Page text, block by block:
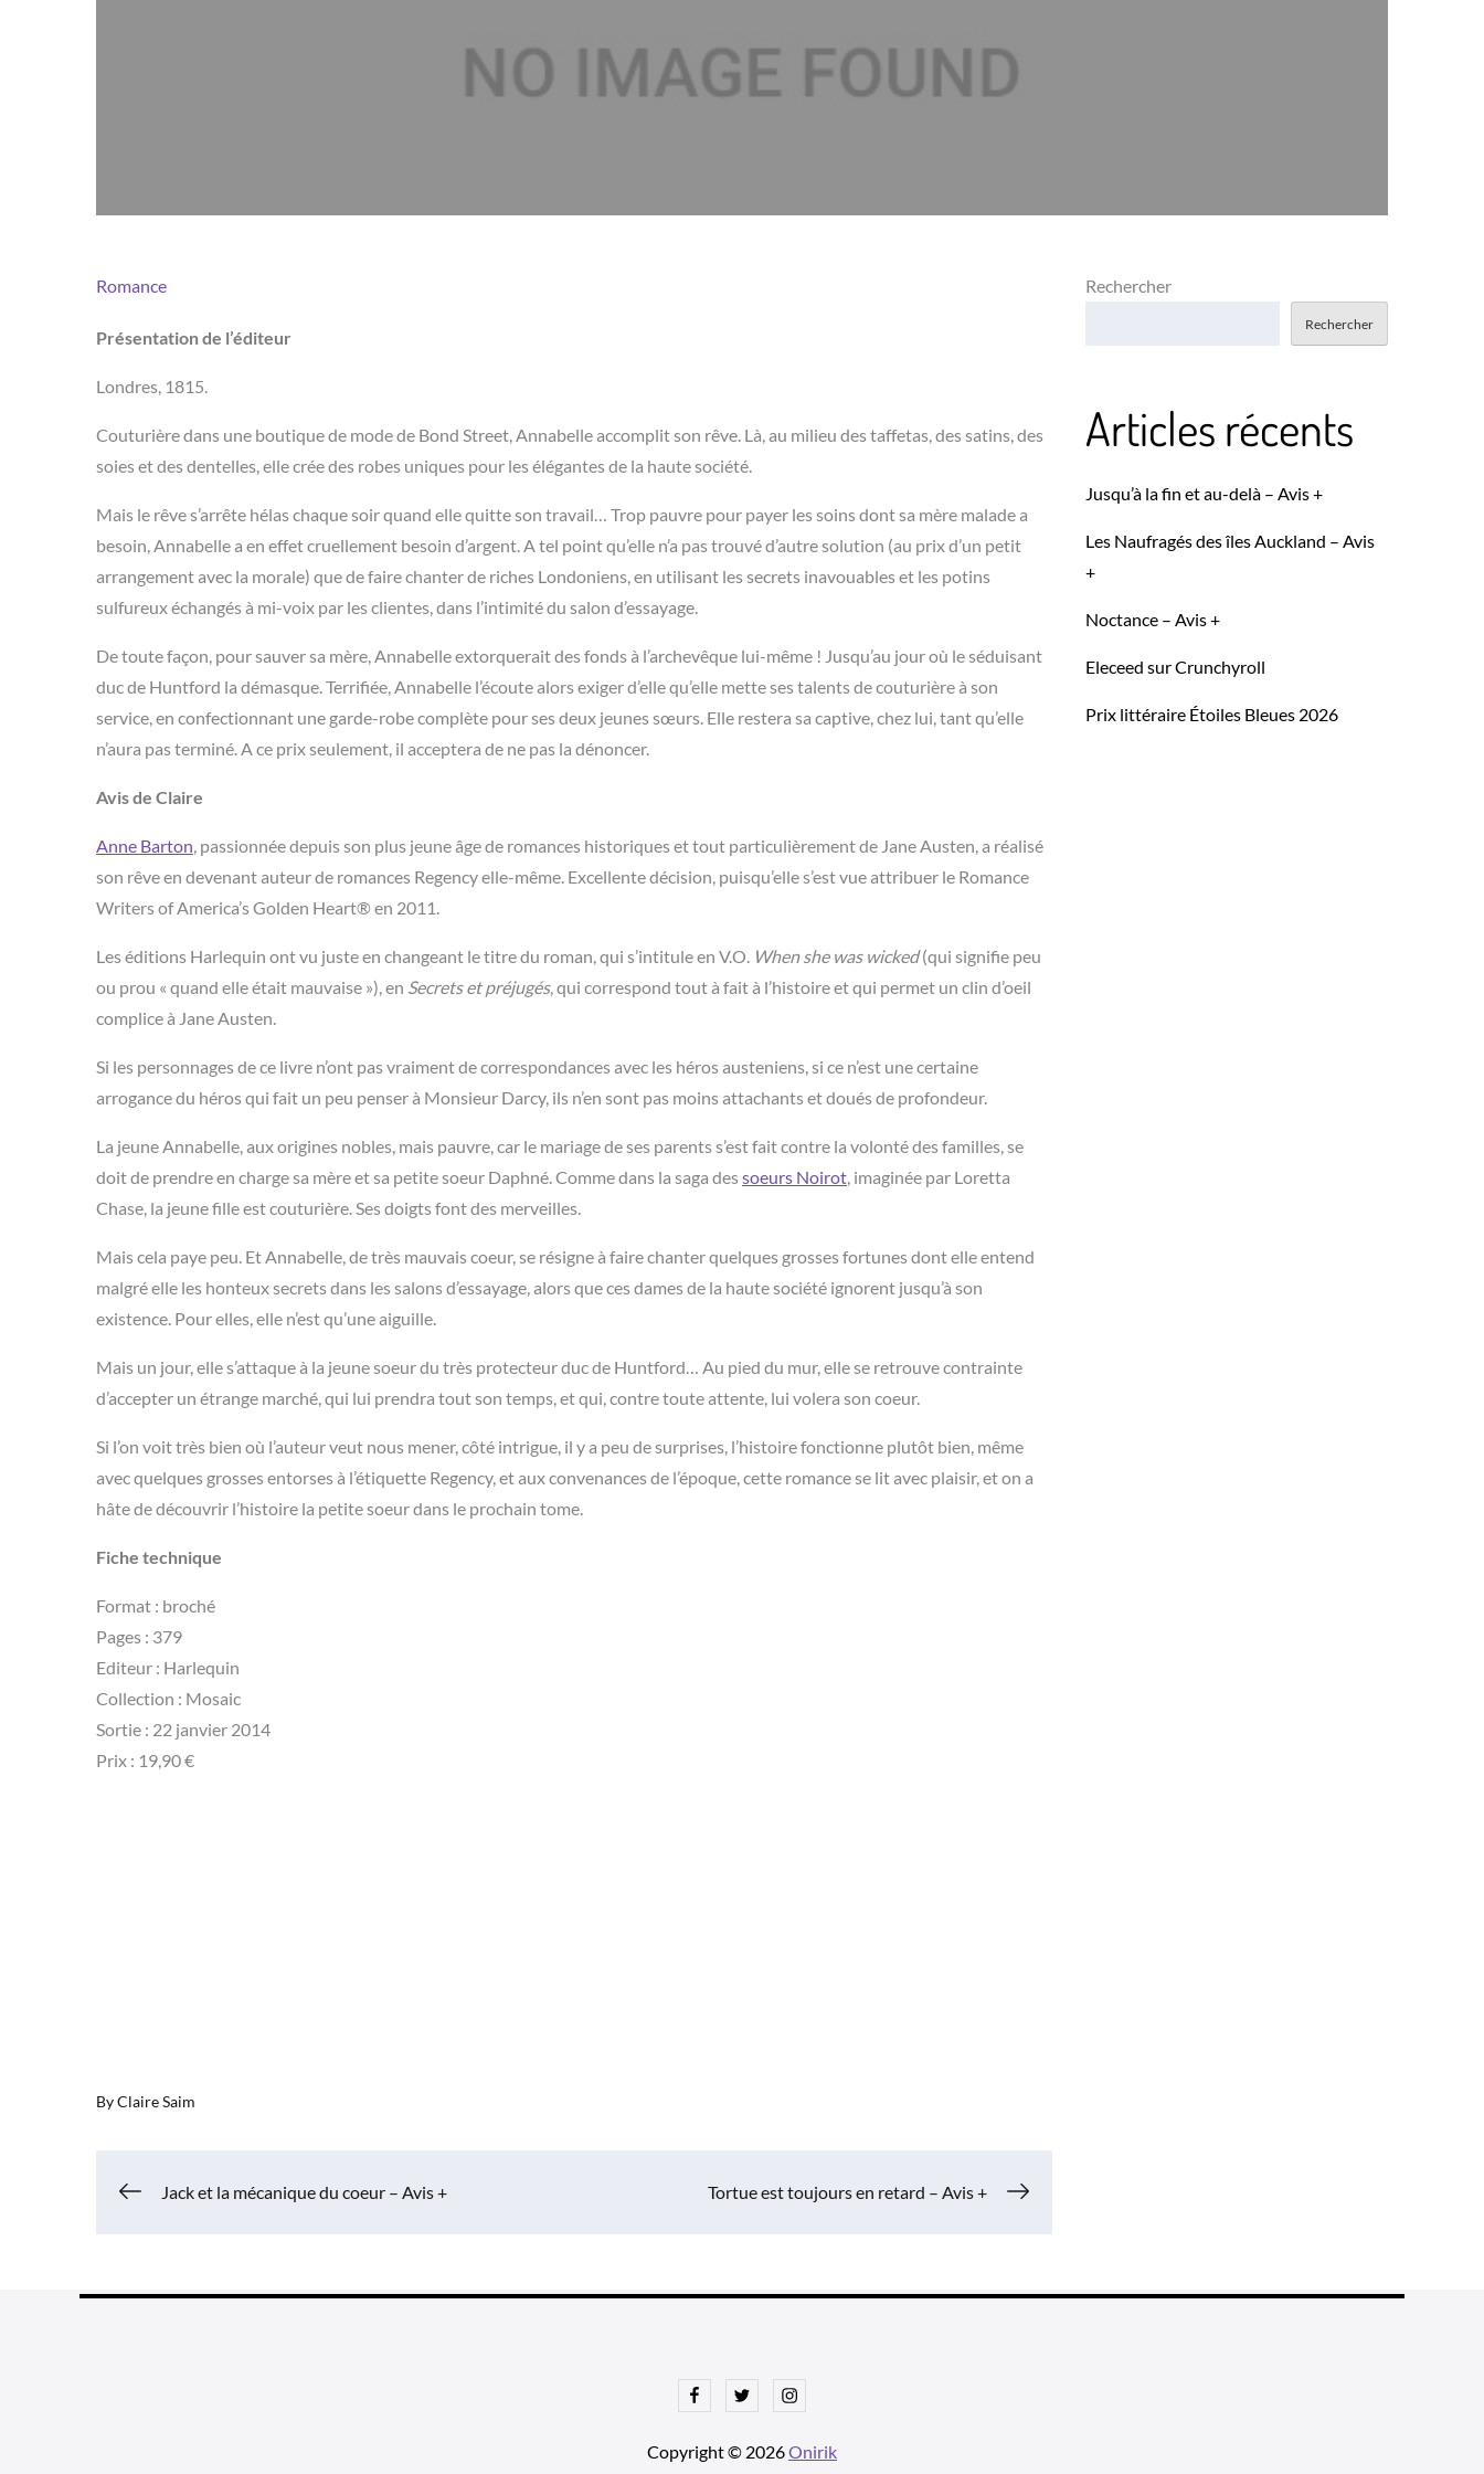
Romance
Présentation de l’éditeur
Londres, 1815.
Couturière dans une boutique de mode de Bond Street, Annabelle accomplit son rêve. Là, au milieu des taffetas, des satins, des
soies et des dentelles, elle crée des robes uniques pour les élégantes de la haute société.
Mais le rêve s’arrête hélas chaque soir quand elle quitte son travail… Trop pauvre pour payer les soins dont sa mère malade a
besoin, Annabelle a en effet cruellement besoin d’argent. A tel point qu’elle n’a pas trouvé d’autre solution (au prix d’un petit
arrangement avec la morale) que de faire chanter de riches Londoniens, en utilisant les secrets inavouables et les potins
sulfureux échangés à mi-voix par les clientes, dans l’intimité du salon d’essayage.
De toute façon, pour sauver sa mère, Annabelle extorquerait des fonds à l’archevêque lui-même ! Jusqu’au jour où le séduisant
duc de Huntford la démasque. Terrifiée, Annabelle l’écoute alors exiger d’elle qu’elle mette ses talents de couturière à son
service, en confectionnant une garde-robe complète pour ses deux jeunes sœurs. Elle restera sa captive, chez lui, tant qu’elle
n’aura pas terminé. A ce prix seulement, il acceptera de ne pas la dénoncer.
Avis de Claire
Anne Barton, passionnée depuis son plus jeune âge de romances historiques et tout particulièrement de Jane Austen, a réalisé
son rêve en devenant auteur de romances Regency elle-même. Excellente décision, puisqu’elle s’est vue attribuer le Romance
Writers of America’s Golden Heart® en 2011.
Les éditions Harlequin ont vu juste en changeant le titre du roman, qui s’intitule en V.O. When she was wicked(qui signifie peu
ou prou « quand elle était mauvaise »), en Secrets et préjugés, qui correspond tout à fait à l’histoire et qui permet un clin d’oeil
complice à Jane Austen.
Si les personnages de ce livre n’ont pas vraiment de correspondances avec les héros austeniens, si ce n’est une certaine
arrogance du héros qui fait un peu penser à Monsieur Darcy, ils n’en sont pas moins attachants et doués de profondeur.
La jeune Annabelle, aux origines nobles, mais pauvre, car le mariage de ses parents s’est fait contre la volonté des familles, se
doit de prendre en charge sa mère et sa petite soeur Daphné. Comme dans la saga dessoeurs Noirot, imaginée par Loretta
Chase, la jeune fille est couturière. Ses doigts font des merveilles.
Mais cela paye peu. Et Annabelle, de très mauvais coeur, se résigne à faire chanter quelques grosses fortunes dont elle entend
malgré elle les honteux secrets dans les salons d’essayage, alors que ces dames de la haute société ignorent jusqu’à son
existence. Pour elles, elle n’est qu’une aiguille.
Mais un jour, elle s’attaque à la jeune soeur du très protecteur duc de Huntford… Au pied du mur, elle se retrouve contrainte
d’accepter un étrange marché, qui lui prendra tout son temps, et qui, contre toute attente, lui volera son coeur.
Si l’on voit très bien où l’auteur veut nous mener, côté intrigue, il y a peu de surprises, l’histoire fonctionne plutôt bien, même
avec quelques grosses entorses à l’étiquette Regency, et aux convenances de l’époque, cette romance se lit avec plaisir, et on a
hâte de découvrir l’histoire la petite soeur dans le prochain tome.
Fiche technique
Format : broché
Pages : 379
Editeur : Harlequin
Collection : Mosaic
Sortie : 22 janvier 2014
Prix : 19,90 €
ByClaire Saim
Navigation
Jack et la mécanique du coeur – Avis + Tortue est toujours en retard – Avis +
Rechercher
Rechercher
Articles récents
Jusqu’à la fin et au-delà – Avis +
Les Naufragés des îles Auckland – Avis
+
Noctance – Avis +
Eleceed sur Crunchyroll
Prix littéraire Étoiles Bleues 2026
FacebookTwitterInstagram
Copyright © 2026Onirik